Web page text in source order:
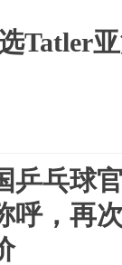
Tatler
乒乓球
呼，再